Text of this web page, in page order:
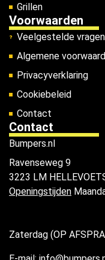
Grillen
Voorwaarden
Veelgestelde vragen
Algemene
Privacyverklaring
Cookiebeleid
Contact
Contact
Bumpers.nl
Ravenseweg 9
3223 LM
Openingstijden
Zaterdag (OP